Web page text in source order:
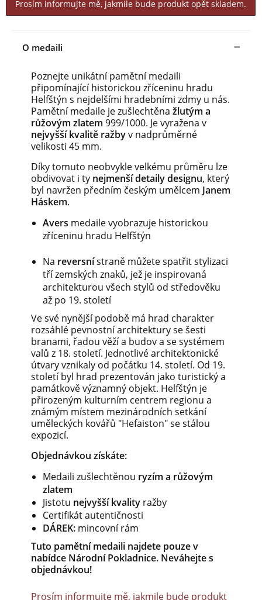
Prosím informujte mě, jakmile bude produkt opět skladem.
O medaili
Poznejte unikátní pamětní medaili
připomínající historickou zříceninu hradu
Helfštýn s nejdelšími hradebními zdmy u nás.
Pamětní medaile je zušlechtěna žlutým a
růžovým zlatem 999/1000. Je vyražena v
nejvyšší kvalitě ražbyv nadprůměrné
velikosti 45 mm.
Díky tomuto neobvykle velkému průměru lze
obdivovat i ty nejmenší detaily designu, který
byl navržen předním českým umělcem Janem
Háskem.
Avers medaile vyobrazuje historickou
zříceninu hradu Helfštýn
Na reversnístraně můžete spatřit stylizaci
tří zemských znaků, jež je inspirovaná
architekturou všech stylů od středověku
až po 19. století
Ve své nynější podobě má hrad charakter
rozsáhlé pevnostní architektury se šesti
branami, řadou věží a budov a se systémem
valů z 18. století. Jednotlivé architektonické
útvary vznikaly od počátku 14. století. Od 19.
století byl hrad prezentován jako turistický a
památkově významný objekt. Helfštýn je
přirozeným kulturním centrem regionu a
známým místem mezinárodních setkání
uměleckých kovářů "Hefaiston" se stálou
expozicí.
Objednávkou získáte:
Medaili zušlechtěnou ryzím a růžovým
zlatem
Jistotu nejvyšší kvality ražby
Certifikát autentičnosti
DÁREK: mincovní rám
Tuto pamětní medaili najdete pouze v
nabídce Národní Pokladnice. Neváhejte s
objednávkou!
Prosím informujte mě, jakmile bude produkt